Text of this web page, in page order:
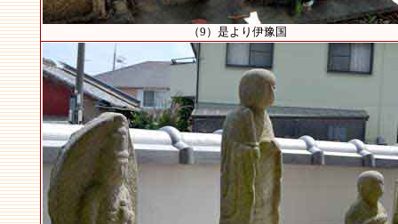
（9）是より伊豫国